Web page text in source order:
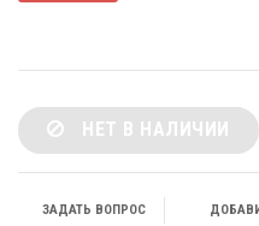
НЕТ В НАЛИЧИИ
ЗАДАТЬ ВОПРОС